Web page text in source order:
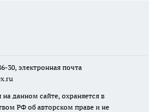
30, электронная почта
данном сайте, охраняется в
РФ об авторском праве и не